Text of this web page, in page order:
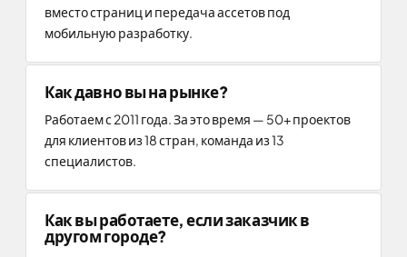
вместо страниц и передача ассетов под
мобильную разработку.
Как давно вы на рынке?
Работаем с 2011 года. За это время — 50+ проектов
для клиентов из 18 стран, команда из 13
специалистов.
Как вы работаете, если заказчик в
другом городе?